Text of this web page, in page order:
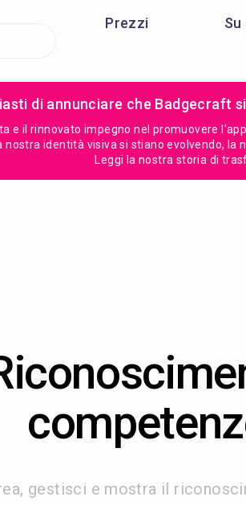
Prezzi Su
di annunciare che Badgecraft
e il rinnovato impegno nel promuovere
nostra identità visiva si stiano evolvendo,
Leggi la nostra storia di
gestisci e mostra il